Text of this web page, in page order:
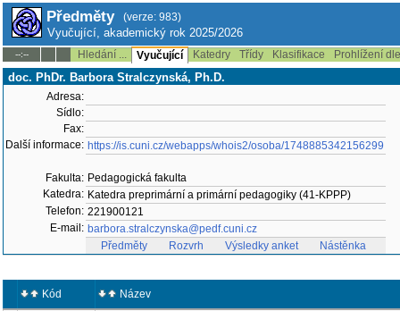
Předměty (verze: 983)
Vyučující, akademický rok 2025/2026
--:-- Hledání ... Vyučující Katedry Třídy Klasifikace Prohlížení
doc. PhDr. Barbora Stralczynská, Ph.D.
Adresa:
Sídlo:
Fax:
Další informace: https://is.cuni.cz/webapps/whois2/osoba/1748885342156299
Fakulta: Pedagogická fakulta
Katedra: Katedra preprimární a primární pedagogiky (41-KPPP)
Telefon: 221900121
E-mail: barbora.stralczynska@pedf.cuni.cz
Předměty
Rozvrh Výsledky anket Nástěnka
Kód
Název